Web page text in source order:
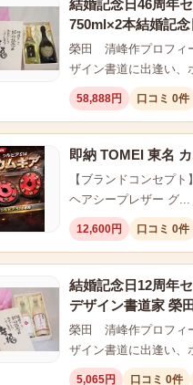
結婚記念日46周年
750ml×2本結婚記
榮田 清峰作プロフィ
ザイン書道に出逢い
58,888円 口コミ 0件
即納 TOMEI 東名
【ブランドコンセプ
ヘアシープレザー グ
12,600円 口コミ 0件
結婚記念日12周年
デザイン書道家 榮
榮田 清峰作プロフィ
ザイン書道に出逢い
5,065円 口コミ 0件